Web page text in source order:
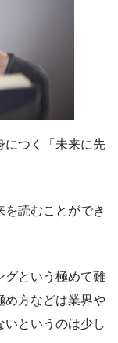
につく「未来に先
読むことができ
グという極めて難
め方などは業界や
いというのは少し